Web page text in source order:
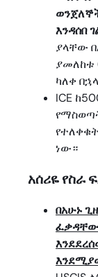
እንዳሰበ
ያላቸው
ያመለከቱ
ካለቀ
ICE
ነው።
አሰሪዬ የስራ
በአሁኑ